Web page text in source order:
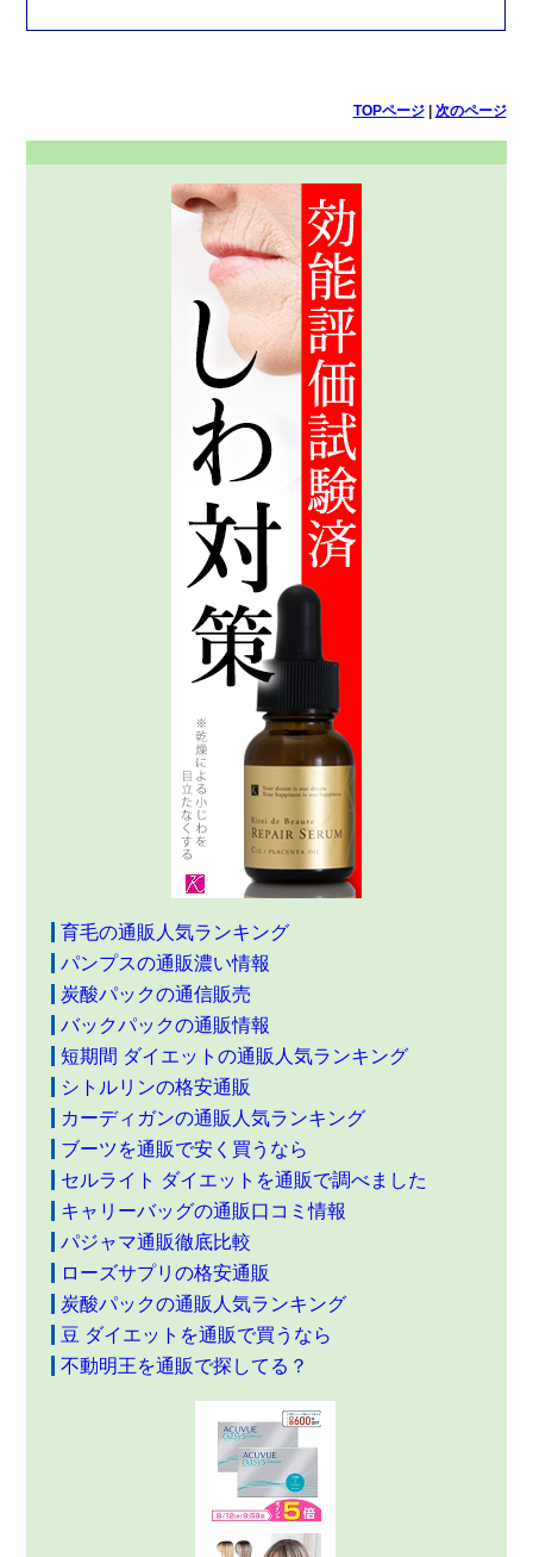
TOPページ| 次のページ
育毛の通販人気ランキング
パンプスの通販濃い情報
炭酸パックの通信販売
バックパックの通販情報
短期間 ダイエットの通販人気ランキング
シトルリンの格安通販
カーディガンの通販人気ランキング
ブーツを通販で安く買うなら
セルライト ダイエットを通販で調べました
キャリーバッグの通販口コミ情報
パジャマ通販徹底比較
ローズサプリの格安通販
炭酸パックの通販人気ランキング
豆 ダイエットを通販で買うなら
不動明王を通販で探してる？